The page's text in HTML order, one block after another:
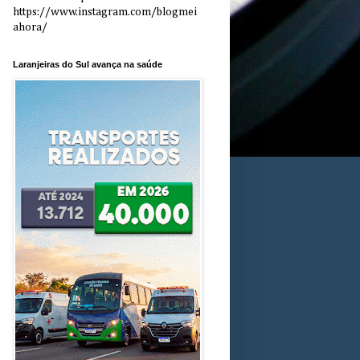
https://www.instagram.com/blogmei
ahora/
Laranjeiras do Sul avança na saúde